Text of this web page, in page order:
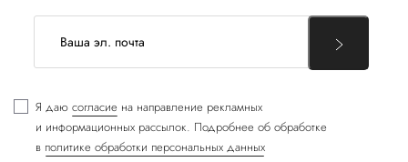
Я даю согласие на направление рекламных
и информационных рассылок. Подробнее об обработке
в политике обработки персональных данных